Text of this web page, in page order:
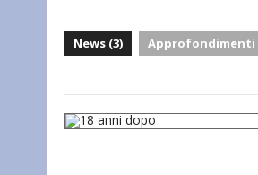
News (3) Approfondimenti